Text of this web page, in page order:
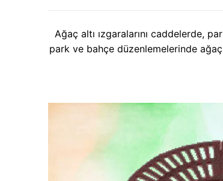
Ağaç altı ızgaralarını caddelerde,
park ve bahçe düzenlemelerinde